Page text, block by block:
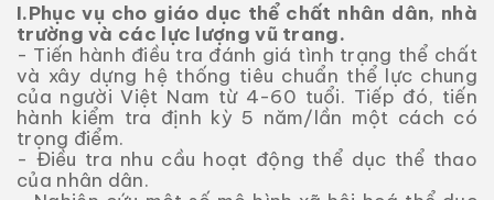
I.Phục vụ cho giáo dục thể chất nhân dân, nhà
trường và các lực lượng vũ trang.
- Tiến hành điều tra đánh giá tình trạng thể chất
và xây dựng hệ thống tiêu chuẩn thể lực chung
của người Việt Nam từ 4-60 tuổi. Tiếp đó, tiến
hành kiểm tra định kỳ 5 năm/lần một cách có
trọng điểm.
- Điều tra nhu cầu hoạt động thể dục thể thao
của nhân dân.